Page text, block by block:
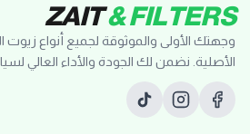
ZAIT& FILTERS
وجهتك الأولى والموثوقة لجميع أنواع زيوت
الأصلية. نضمن لك الجودة والأداء العالي